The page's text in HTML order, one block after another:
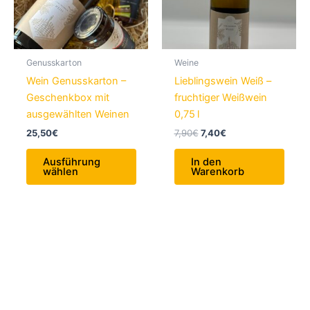
der
Produktseite
gewählt
Genusskarton
Wein Genusskarton –
Geschenkbox mit
ausgewählten Weinen
25,50€
Ausführung
wählen
Dieses
weist
Weine
Lieblingswein Weiß –
fruchtiger Weißwein
0,75 l
7,90€ Ursprünglicher
war:
7,90€
7,40€Aktueller
7,40€.
In den
Warenkorb